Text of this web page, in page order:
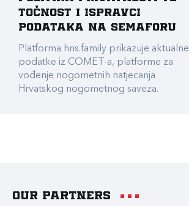
točnost i ispravci
podataka na Semaforu
Platforma hns.family prikazuje aktualne
podatke iz COMET-a, platforme za
vođenje nogometnih natjecanja
Hrvatskog nogometnog saveza.
Our partners